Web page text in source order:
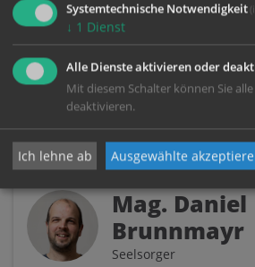
Mag. Niko
Pfarrvikar
Mag. Daniel
Brunnmayr
Seelsorger
Systemtechnische Notwendigkeit
↓ 1 Dienst
Alle Dienste aktivieren oder
Mit diesem Schalter können Sie
deaktivieren.
Ich lehne ab Ausgewählte